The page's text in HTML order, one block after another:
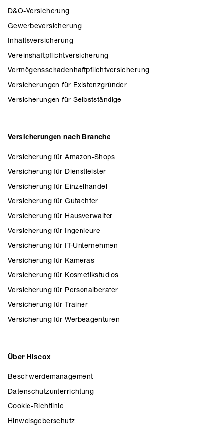
D&O-Versicherung
Gewerbeversicherung
Inhaltsversicherung
Vereinshaftpflichtversicherung
Vermögensschadenhaftpflichtversicherung
Versicherungen für Existenzgründer
Versicherungen für Selbstständige
Versicherungen nach Branche
Versicherung für Amazon-Shops
Versicherung für Dienstleister
Versicherung für Einzelhandel
Versicherung für Gutachter
Versicherung für Hausverwalter
Versicherung für Ingenieure
Versicherung für IT-Unternehmen
Versicherung für Kameras
Versicherung für Kosmetikstudios
Versicherung für Personalberater
Versicherung für Trainer
Versicherung für Werbeagenturen
Über Hiscox
Beschwerdemanagement
Datenschutzunterrichtung
Cookie-Richtlinie
Hinweisgeberschutz